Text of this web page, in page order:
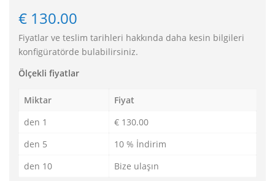
€ 130.00
Fiyatlar ve teslim tarihleri hakkında daha kesin bilgileri
konfigüratörde bulabilirsiniz.
Ölçekli fiyatlar
Miktar
Fiyat
den 1
€ 130.00
den 5
10 % İndirim
den 10
Bize ulaşın